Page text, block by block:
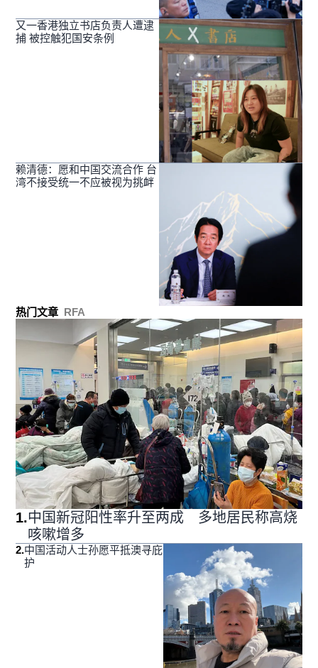
又一香港独立书店负责人遭逮
捕 被控触犯国安条例
赖清德：愿和中国交流合作 台
湾不接受统一不应被视为挑衅
热门文章 RFA
1.中国新冠阳性率升至两成 多地居民称高烧
咳嗽增多
2.中国活动人士孙愿平抵澳寻庇
护